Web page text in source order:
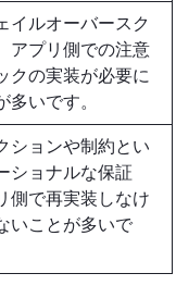
イルオーバースク
アプリ側での注意
クの実装が必要に
多いです。
ションや制約とい
ショナルな保証
側で再実装しなけ
いことが多いで